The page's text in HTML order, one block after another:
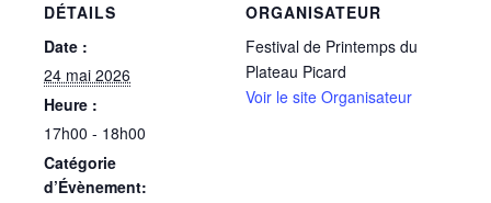
DÉTAILS
Date :
24 mai 2026
Heure :
17h00 - 18h00
Catégorie
d’Évènement:
ORGANISATEUR
Festival de Printemps du
Plateau Picard
Voir le site Organisateur